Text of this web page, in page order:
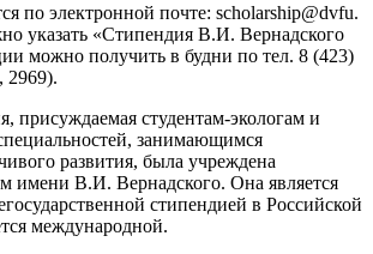
по электронной почте: scholarship@dvfu.
указать «Стипендия В.И. Вернадского
можно получить в будни по тел. 8 (423)
2969).
присуждаемая студентам-экологам и
занимающимся
развития, была учреждена
имени В.И. Вернадского. Она является
стипендией в Российской
международной.